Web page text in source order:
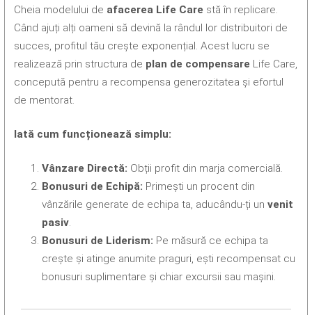
Cheia modelului de afacerea Life Care stă în replicare.
Când ajuți alți oameni să devină la rândul lor distribuitori de
succes, profitul tău crește exponențial. Acest lucru se
realizează prin structura de plan de compensare Life Care,
concepută pentru a recompensa generozitatea și efortul
de mentorat.
Iată cum funcționează simplu:
Vânzare Directă: Obții profit din marja comercială.
Bonusuri de Echipă: Primești un procent din
vânzările generate de echipa ta, aducându-ți unvenit
pasiv.
Bonusuri de Liderism: Pe măsură ce echipa ta
crește și atinge anumite praguri, ești recompensat cu
bonusuri suplimentare și chiar excursii sau mașini.